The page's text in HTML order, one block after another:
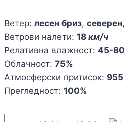
Ветер: лесен бриз, северен
Ветрови налети: 18 км/ч
Релативна влажност: 45-
Облачност: 75%
Атмосферски притисок:
Прегледност: 100%